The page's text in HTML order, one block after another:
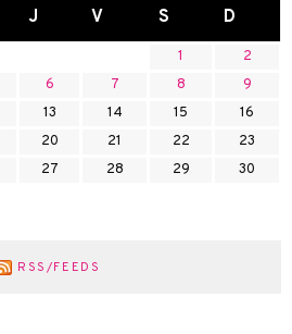
J V S D
1
2
6 7 8
9
13 14 15
16
20 21 22
23
27 28 29
30
RSS/FEEDS